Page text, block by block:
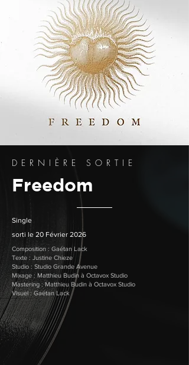
DERNIÈRE SORTIE
Freedom
Single
sorti le 20 Février 2026
Composition : Gaétan Lack
Texte : Justine Chieze
Studio : Studio Grande Avenue
Mixage : Matthieu Budin à Octavox Studio
Mastering : Matthieu Budin à Octavox Studio
Visuel : Gaétan Lack